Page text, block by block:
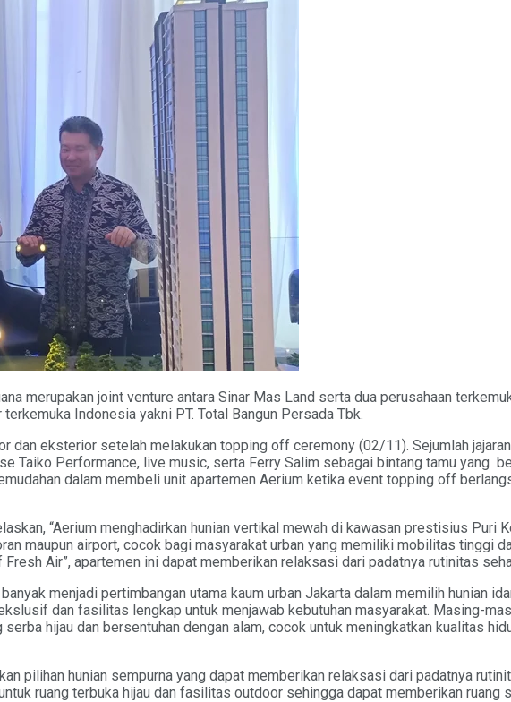
merupakan joint venture antara Sinar Mas Land serta dua perusahaan
Indonesia yakni PT. Total Bangun Persada Tbk.
dan eksterior setelah melakukan topping off ceremony (02/11). Sejumlah
Taiko Performance, live music, serta Ferry Salim sebagai bintang tamu yang
dalam membeli unit apartemen Aerium ketika event topping off
“Aerium menghadirkan hunian vertikal mewah di kawasan prestisius Puri
maupun airport, cocok bagi masyarakat urban yang memiliki mobilitas tinggi
Air”, apartemen ini dapat memberikan relaksasi dari padatnya rutinitas
menjadi pertimbangan utama kaum urban Jakarta dalam memilih hunian
dan fasilitas lengkap untuk menjawab kebutuhan masyarakat. Masing-
hijau dan bersentuhan dengan alam, cocok untuk meningkatkan kualitas
pilihan hunian sempurna yang dapat memberikan relaksasi dari padatnya
ruang terbuka hijau dan fasilitas outdoor sehingga dapat memberikan ruang